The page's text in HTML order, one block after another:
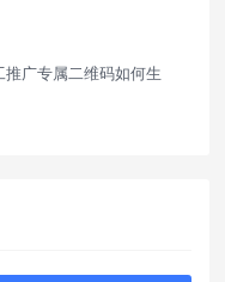
广专属二维码如何生